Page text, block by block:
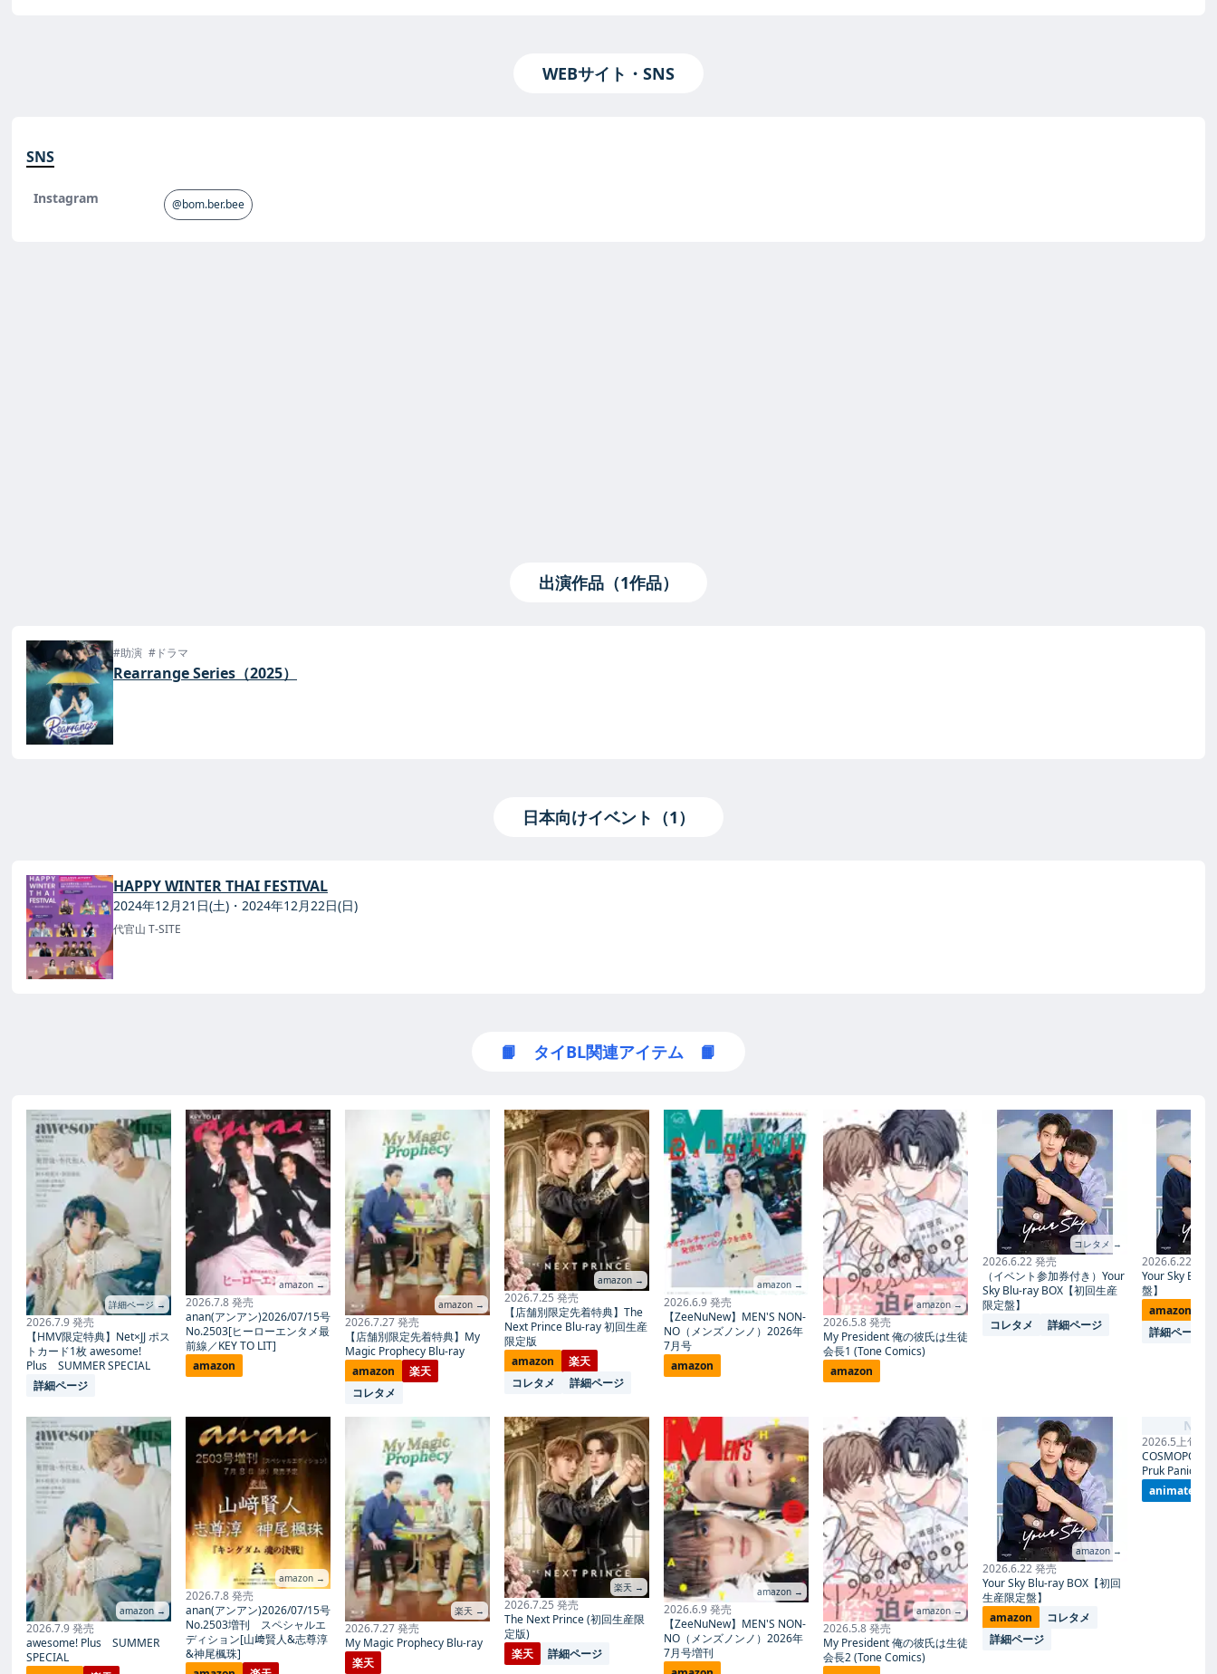
WEBサイト・SNS
SNS
Instagram @bom.ber.bee
出演作品（1作品）
#助演 #ドラマ
Rearrange Series（2025）
日本向けイベント（1）
HAPPY WINTER THAI FESTIVAL
2024年12月21日(土)・2024年12月22日(日)
代官山 T-SITE
📙 タイBL関連アイテム 📙
詳細ページ →
2026.7.9 発売
【HMV限定特典】Net×JJ ポス
トカード1枚 awesome!
Plus SUMMER SPECIAL
詳細ページ
amazon →
2026.7.9 発売
awesome! Plus SUMMER
SPECIAL
amazon →
2026.7.8 発売
anan(アンアン)2026/07/15号
No.2503[ヒーローエンタメ最
前線／KEY TO LIT]
amazon
amazon →
2026.7.8 発売
anan(アンアン)2026/07/15号
No.2503増刊 スペシャルエ
ディション[山﨑賢人&志尊淳
&神尾楓珠]
amazon →
2026.7.27 発売
【店舗別限定先着特典】My
Magic Prophecy Blu-ray
amazon
楽天
コレタメ
楽天 →
2026.7.27 発売
My Magic Prophecy Blu-ray
楽天
amazon →
2026.7.25 発売
【店舗別限定先着特典】The
Next Prince Blu-ray 初回生産
限定版
amazon
楽天
コレタメ
詳細ページ
楽天 →
2026.7.25 発売
The Next Prince (初回生産限
定版)
楽天
詳細ページ
amazon →
2026.6.9 発売
【ZeeNuNew】MEN'S NON-
NO（メンズノンノ）2026年
7月号
amazon
amazon →
2026.6.9 発売
【ZeeNuNew】MEN'S NON-
NO（メンズノンノ）2026年
7月号増刊
amazon →
2026.5.8 発売
My President 俺の彼氏は生徒
会長1 (Tone Comics)
amazon
amazon →
2026.5.8 発売
My President 俺の彼氏は生徒
会長2 (Tone Comics)
コレタメ →
2026.6.22 発売
（イベント参加券付き）Your
Sky Blu-ray BOX【初回生産
限定盤】
コレタメ
詳細ページ
amazon →
2026.6.22 発売
Your Sky Blu-ray BOX【初回
生産限定盤】
amazon
コレタメ
詳細ページ
2026.6.22 発売
Your Sky Blu-
盤】
amazon
詳細ページ
No
2026.5上旬 発
Pruk Panich-
animate